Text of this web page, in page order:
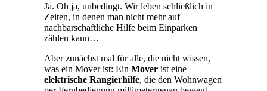
Ja. Oh ja, unbedingt. Wir leben schließlich in
Zeiten, in denen man nicht mehr auf
nachbarschaftliche Hilfe beim Einparken
zählen kann…
Aber zunächst mal für alle, die nicht wissen,
was ein Mover ist: EinMover ist eine
elektrische Rangierhilfe, die den Wohnwagen